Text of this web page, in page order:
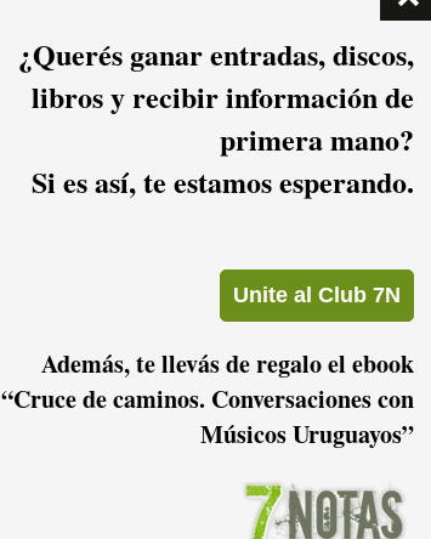
2014
¿Querés ganar entradas, discos,
libros y recibir información de
primera mano?
Si es así, te estamos esperando.
Además, te llevás de regalo el ebook
“Cruce de caminos. Conversaciones con
Músicos Uruguayos”